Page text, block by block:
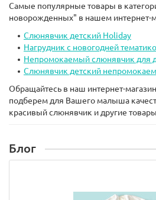
Самые популярные товары в
новорожденных" в нашем интернет-
Слюнявчик детский Holiday
Нагрудник с новогодней
Непромокаемый слюнявчик для
Слюнявчик детский
Обращайтесь в наш интернет-
подберем для Вашего малыша
красивый слюнявчик и другие
Блог